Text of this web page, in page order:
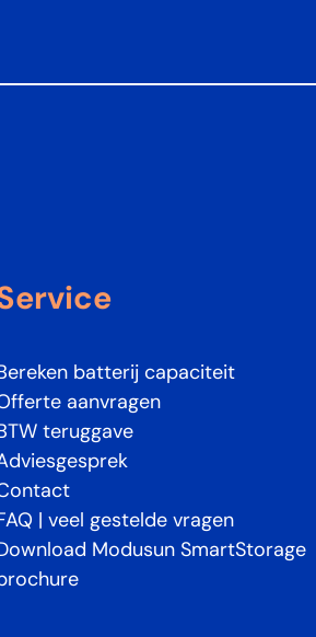
batterij capaciteit
aanvragen
teruggave
| veel gestelde vragen
Modusun SmartStorage